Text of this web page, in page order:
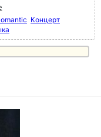
Концерт